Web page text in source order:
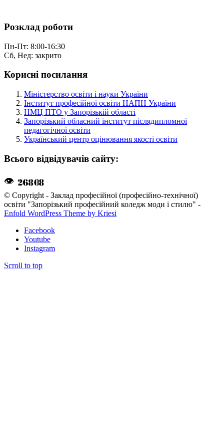
Розклад роботи
Пн-Пт: 8:00-16:30
Сб, Нед: закрито
Корисні посилання
Міністерство освіти і науки України
Інститут професійної освіти НАПН України
НМЦ ПТО у Запорізькій області
Запорізький обласний інститут післядипломної
педагогічної освіти
Український центр оцінювання якості освіти
Всього відвідувачів сайту:
👁
© Copyright - Заклад професійної (професійно-технічної)
освіти "Запорізький професійний коледж моди і стилю" -
Enfold WordPress Theme by Kriesi
Facebook
Youtube
Instagram
Scroll to top